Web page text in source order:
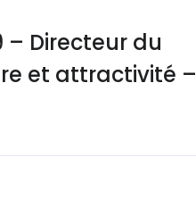
– Directeur du
et attractivité –